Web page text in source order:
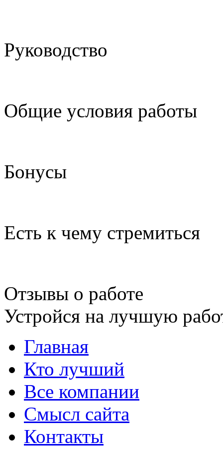
Руководство
Общие условия работы
Бонусы
Есть к чему стремиться
Отзывы о работе
Устройся на лучшую
Главная
Кто лучший
Все компании
Смысл сайта
Контакты